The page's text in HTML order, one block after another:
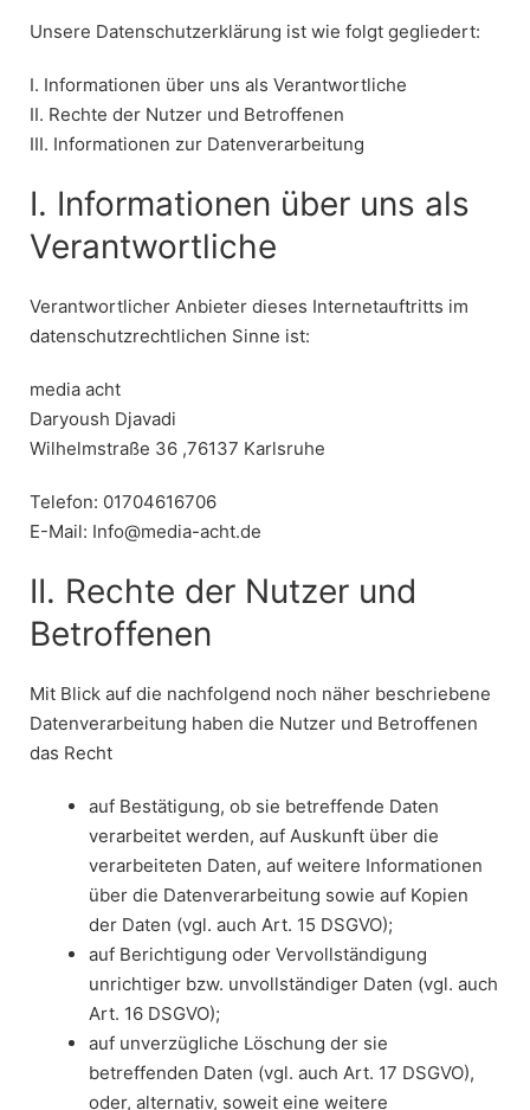
Unsere Datenschutzerklärung ist wie folgt gegliedert:
I. Informationen über uns als Verantwortliche
II. Rechte der Nutzer und Betroffenen
III. Informationen zur Datenverarbeitung
I. Informationen über uns als
Verantwortliche
Verantwortlicher Anbieter dieses Internetauftritts im
datenschutzrechtlichen Sinne ist:
media acht
Daryoush Djavadi
Wilhelmstraße 36 ,76137 Karlsruhe
Telefon: 01704616706
E-Mail: Info@media-acht.de
II. Rechte der Nutzer und
Betroffenen
Mit Blick auf die nachfolgend noch näher beschriebene
Datenverarbeitung haben die Nutzer und Betroffenen
das Recht
auf Bestätigung, ob sie betreffende Daten
verarbeitet werden, auf Auskunft über die
verarbeiteten Daten, auf weitere Informationen
über die Datenverarbeitung sowie auf Kopien
der Daten (vgl. auch Art. 15 DSGVO);
auf Berichtigung oder Vervollständigung
unrichtiger bzw. unvollständiger Daten (vgl. auch
Art. 16 DSGVO);
auf unverzügliche Löschung der sie
betreffenden Daten (vgl. auch Art. 17 DSGVO),
oder, alternativ, soweit eine weitere